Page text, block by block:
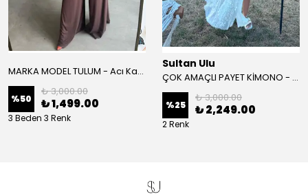
MARKA MODEL TULUM - Acı Kahve
%50
₺ 3,000.00
₺ 1,499.00
3 Beden 3 Renk
Sultan Ulu
ÇOK AMAÇLI PAYET KİMONO - Beyaz
%25
₺ 3,000.00
₺ 2,249.00
2 Renk